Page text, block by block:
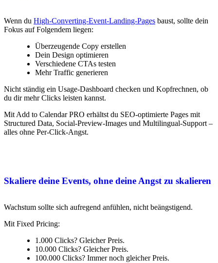
Wenn du High-Converting-Event-Landing-Pages baust, sollte dein
Fokus auf Folgendem liegen:
Überzeugende Copy erstellen
Dein Design optimieren
Verschiedene CTAs testen
Mehr Traffic generieren
Nicht ständig ein Usage-Dashboard checken und Kopfrechnen, ob
du dir mehr Clicks leisten kannst.
Mit Add to Calendar PRO erhältst du SEO-optimierte Pages mit
Structured Data, Social-Preview-Images und Multilingual-Support –
alles ohne Per-Click-Angst.
Skaliere deine Events, ohne deine Angst zu skalieren
Wachstum sollte sich aufregend anfühlen, nicht beängstigend.
Mit Fixed Pricing:
1.000 Clicks? Gleicher Preis.
10.000 Clicks? Gleicher Preis.
100.000 Clicks? Immer noch gleicher Preis.